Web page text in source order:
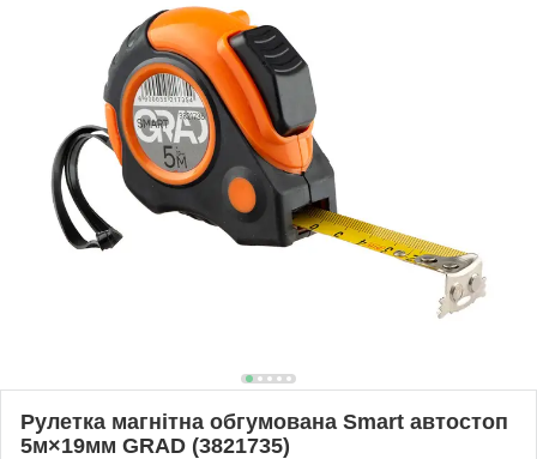
Рулетка магнітна обгумована Smart автостоп
5м×19мм GRAD (3821735)